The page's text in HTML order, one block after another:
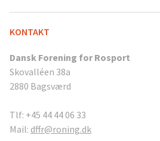
KONTAKT
Dansk Forening for Rosport
Skovalléen 38a
2880 Bagsværd
Tlf: +45 44 44 06 33
Mail: dffr@roning.dk